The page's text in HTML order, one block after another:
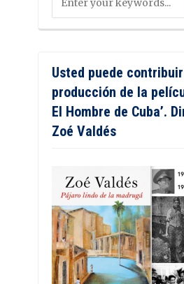
Usted puede
producción de la
El Hombre de Cuba’.
Zoé Valdés